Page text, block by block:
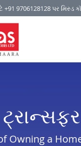
+91 9706128128પર મિસ્ડ
Owning a